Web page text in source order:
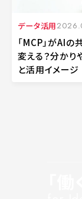
データ活用
「MCP」がAIの
変える？分かり
と活用イメージ